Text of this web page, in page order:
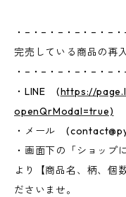
・−・−・−・−・−・−
完売している商品の再
・−・−・−・−・−・−
・LINE (https://
openQrModal=true)
・メール (
・画面下の「ショップ
より【商品名、柄、個
ださいませ。